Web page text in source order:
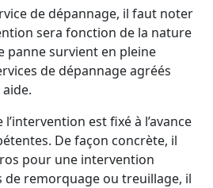
de dépannage, il faut noter
sera fonction de la nature
panne survient en pleine
de dépannage agréés
est fixé à l’avance
De façon concrète, il
pour une intervention
de remorquage ou treuillage, il